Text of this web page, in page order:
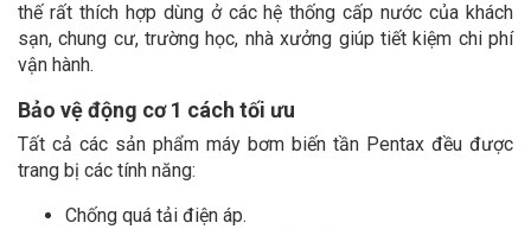
thế rất thích hợp dùng ở các hệ thống cấp nước của khách
sạn, chung cư, trường học, nhà xưởng giúp tiết kiệm chi phí
vận hành.
Bảo vệ động cơ 1 cách tối ưu
Tất cả các sản phẩm máy bơm biến tần Pentax đều được
trang bị các tính năng:
Chống quá tải điện áp.